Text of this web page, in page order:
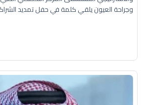
وجراحة العيون يلقي كلمة في حفل تمديد